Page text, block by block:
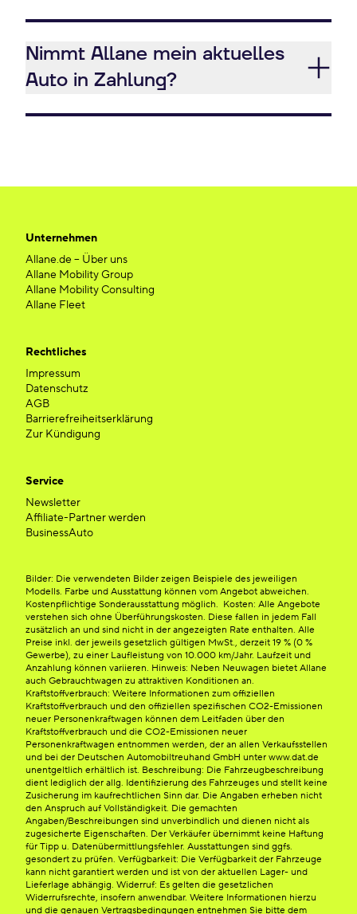
Nimmt Allane mein aktuelles
Auto in Zahlung?
Unternehmen
Allane.de – Über uns
Allane Mobility Group
Allane Mobility Consulting
Allane Fleet
Rechtliches
Impressum
Datenschutz
AGB
Barrierefreiheitserklärung
Zur Kündigung
Service
Newsletter
Affiliate-Partner werden
BusinessAuto
Bilder: Die verwendeten Bilder zeigen Beispiele des jeweiligen
Modells. Farbe und Ausstattung können vom Angebot abweichen.
Kostenpflichtige Sonderausstattung möglich. Kosten: Alle Angebote
verstehen sich ohne Überführungskosten. Diese fallen in jedem Fall
zusätzlich an und sind nicht in der angezeigten Rate enthalten. Alle
Preise inkl. der jeweils gesetzlich gültigen MwSt., derzeit 19 % (0 %
Gewerbe), zu einer Laufleistung von 10.000 km/Jahr. Laufzeit und
Anzahlung können variieren. Hinweis: Neben Neuwagen bietet Allane
auch Gebrauchtwagen zu attraktiven Konditionen an.
Kraftstoffverbrauch: Weitere Informationen zum offiziellen
Kraftstoffverbrauch und den offiziellen spezifischen CO2-Emissionen
neuer Personenkraftwagen können dem Leitfaden über den
Kraftstoffverbrauch und die CO2-Emissionen neuer
Personenkraftwagen entnommen werden, der an allen Verkaufsstellen
und bei der Deutschen Automobiltreuhand GmbH unter www.dat.de
unentgeltlich erhältlich ist. Beschreibung: Die Fahrzeugbeschreibung
dient lediglich der allg. Identifizierung des Fahrzeuges und stellt keine
Zusicherung im kaufrechtlichen Sinn dar. Die Angaben erheben nicht
den Anspruch auf Vollständigkeit. Die gemachten
Angaben/Beschreibungen sind unverbindlich und dienen nicht als
zugesicherte Eigenschaften. Der Verkäufer übernimmt keine Haftung
für Tipp u. Datenübermittlungsfehler. Ausstattungen sind ggfs.
gesondert zu prüfen. Verfügbarkeit: Die Verfügbarkeit der Fahrzeuge
kann nicht garantiert werden und ist von der aktuellen Lager- und
Lieferlage abhängig. Widerruf: Es gelten die gesetzlichen
Widerrufsrechte, insofern anwendbar. Weitere Informationen hierzu
und die genauen Vertragsbedingungen entnehmen Sie bitte dem